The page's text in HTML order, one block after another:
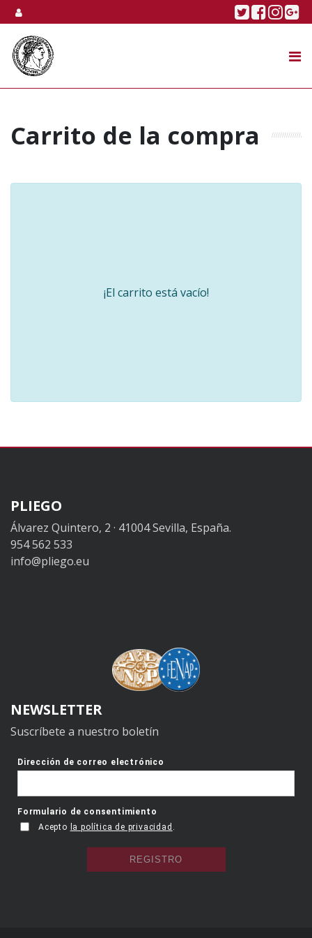
Skip to content Twitter
Carrito de la compra
¡El carrito está vacío!
PLIEGO
Álvarez Quintero, 2 · 41004 Sevilla, España.
954 562 533
info@pliego.eu
NEWSLETTER
Suscríbete a nuestro boletín
TIENDA ONLINE
NOSOTROS